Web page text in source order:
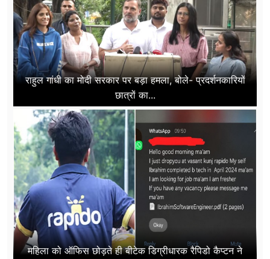
राहुल गांधी का मोदी सरकार पर बड़ा हमला, बोले- प्रदर्शनकारियों
छात्रों का...
महिला को ऑफिस छोड़ते ही बीटेक डिग्रीधारक रैपिडो कैप्टन ने